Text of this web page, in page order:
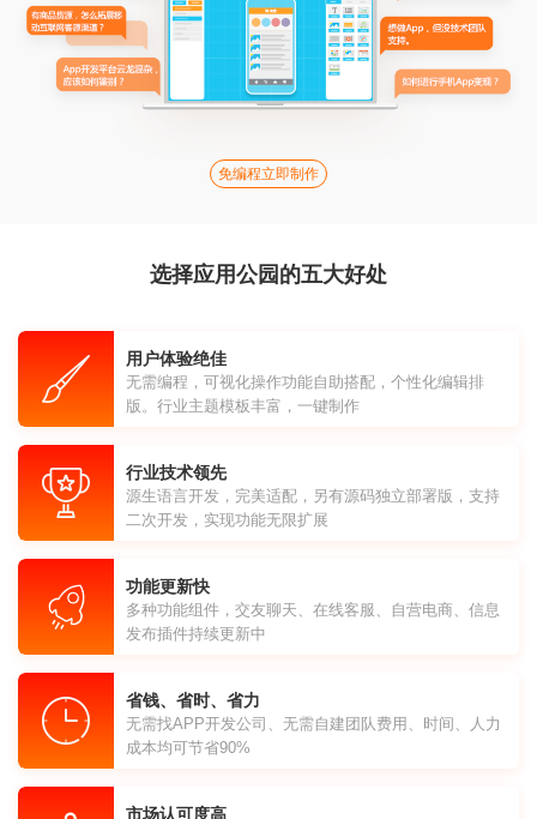
免编程立即制作
选择应用公园的五大好处
用户体验绝佳
无需编程，可视化操作功能自助搭配，个性化编辑排
版。行业主题模板丰富，一键制作
行业技术领先
源生语言开发，完美适配，另有源码独立部署版，支持
二次开发，实现功能无限扩展
功能更新快
多种功能组件，交友聊天、在线客服、自营电商、信息
发布插件持续更新中
省钱、省时、省力
无需找APP开发公司、无需自建团队费用、时间、人力
成本均可节省90%
市场认可度高